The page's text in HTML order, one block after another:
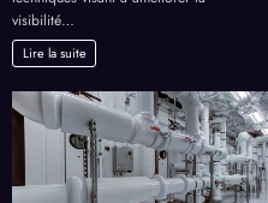
visibilité…
Lire la suite